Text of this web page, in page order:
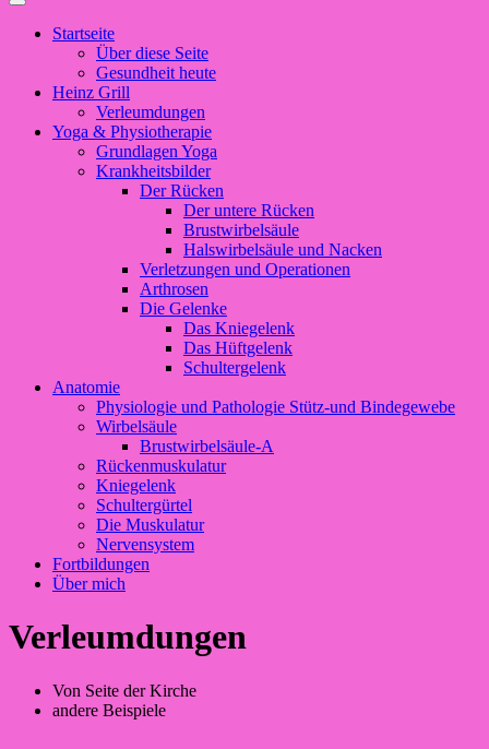
Suchfeld
ein-/ausblenden
Startseite
Über diese Seite
Gesundheit heute
Heinz Grill
Verleumdungen
Yoga & Physiotherapie
Grundlagen Yoga
Krankheitsbilder
Der Rücken
Der untere Rücken
Brustwirbelsäule
Halswirbelsäule und Nacken
Verletzungen und Operationen
Arthrosen
Die Gelenke
Das Kniegelenk
Das Hüftgelenk
Schultergelenk
Anatomie
Physiologie und Pathologie Stütz-und Bindegewebe
Wirbelsäule
Brustwirbelsäule-A
Rückenmuskulatur
Kniegelenk
Schultergürtel
Die Muskulatur
Nervensystem
Fortbildungen
Über mich
Verleumdungen
Von Seite der Kirche
andere Beispiele